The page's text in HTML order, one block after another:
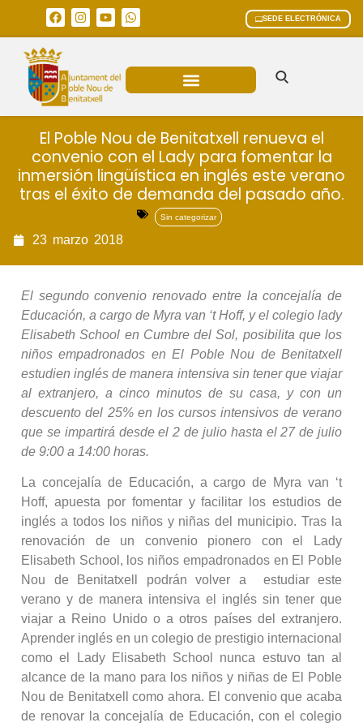
SEDE ELECTRÓNICA
El Poble Nou de Benitatxell renueva el
convenio con el Lady para fomentar la
inmersión lingüística en inglés este verano
tras el éxito de demanda del pasado año.
Sin categorizar
23 marzo 2018
El segundo convenio renovado entre la concejalía de
Educación, a cargo de Myra van ‘t Hoff, y el colegio lady
Elisabeth School en Cumbre del Sol, posibilita que los
niños empadronados en El Poble Nou de Benitatxell
estudien inglés de manera intensiva sin tener que viajar
al extranjero, a cinco minutos de su casa, y con un
descuento del 25% en los cursos intensivos de verano
que se impartirá desde el 2 de julio hasta el 27 de julio
de 9:00 a 14:00 horas.
La concejalía de Educación, a cargo de Myra van ‘t
Hoff, apuesta por fomentar y facilitar los estudios de
inglés a todos los niños y niñas del municipio. Tras la
renovación de un convenio pionero con el Lady
Elisabeth School, los niños empadronados en El Poble
Nou de Benitatxell podrán volver a estudiar este
verano y de manera intensiva el inglés sin tener que
viajar a Reino Unido o a otros países del extranjero.
Aprender inglés en un colegio de prestigio internacional
como el Lady Elisabeth School nunca estuvo tan al
alcance de la mano para los niños y niñas de El Poble
Nou de Benitatxell como ahora. El convenio que acaba
de renovar la concejalía de Educación, con el colegio